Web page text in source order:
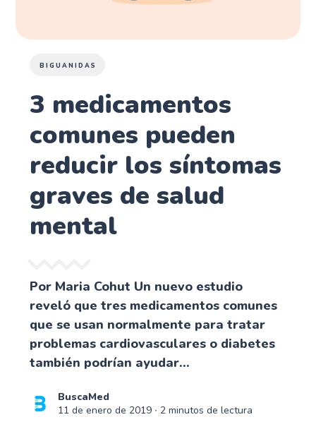
BIGUANIDAS
3 medicamentos
comunes pueden
reducir los síntomas
graves de salud
mental
Por Maria Cohut Un nuevo estudio
reveló que tres medicamentos comunes
que se usan normalmente para tratar
problemas cardiovasculares o diabetes
también podrían ayudar...
BuscaMed
11 de enero de 2019 ∙ 2 minutos de lectura